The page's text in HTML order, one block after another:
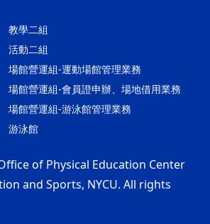
教學二組
活動二組
館營運組-運動場館管理業務
館營運組-會員證申辦、場地借用業務
館營運組-游泳館管理業務
游泳館
of Physical Education Center
and Sports, NYCU. All rights